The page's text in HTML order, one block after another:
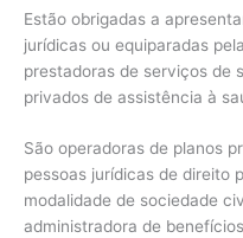
Estão obrigadas a
jurídicas ou equiparadas
prestadoras de serviços de
privados de assistência à
São operadoras de planos
pessoas jurídicas de direito
modalidade de sociedade
administradora de